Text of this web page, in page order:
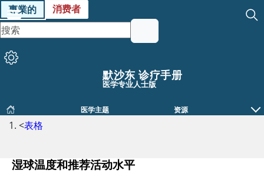
專業的 消费者
默沙东 诊疗手册
医学专业人士版
医学主题 资源
<表格
湿球温度和推荐活动水平